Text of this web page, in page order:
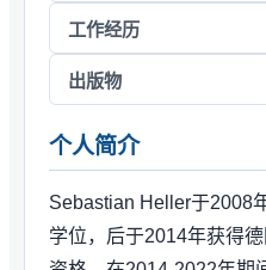
工作经历
出版物
个人简介
Sebastian Heller于2008
学位，后于2014年获得